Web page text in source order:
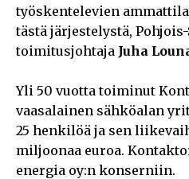
työskentelevien
tästä järjestelystä,
toimitusjohtaja Juha
Yli 50 vuotta toiminut
vaasalainen sähköalan
25 henkilöä ja sen
miljoonaa euroa.
energia oy:n konserniin.